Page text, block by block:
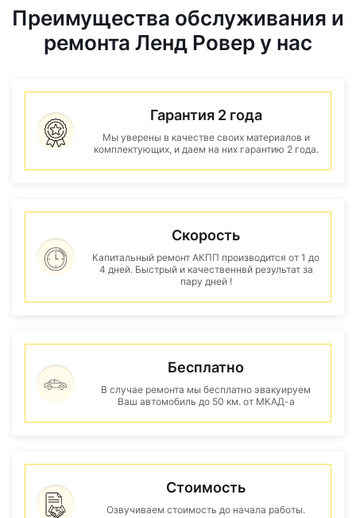
Преимущества обслуживания и
ремонта Ленд Ровер у нас
Гарантия 2 года
Мы уверены в качестве своих материалов и
комплектующих, и даем на них гарантию 2 года.
Скорость
Капитальный ремонт АКПП производится от 1 до
4 дней. Быстрый и качественнвй результат за
пару дней !
Бесплатно
В случае ремонта мы бесплатно эвакуируем
Ваш автомобиль до 50 км. от МКАД-а
Стоимость
Озвучиваем стоимость до начала работы.